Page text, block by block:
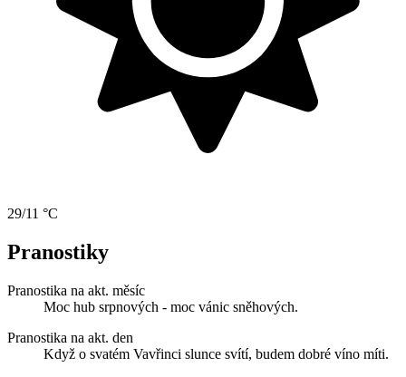
29/11 °C
Pranostiky
Pranostika na akt. měsíc
Moc hub srpnových - moc vánic sněhových.
Pranostika na akt. den
Když o svatém Vavřinci slunce svítí, budem dobré víno míti.